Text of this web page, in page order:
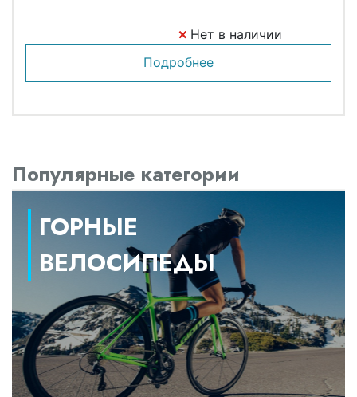
Нет в наличии
Подробнее
Популярные категории
ГОРНЫЕ
ВЕЛОСИПЕДЫ